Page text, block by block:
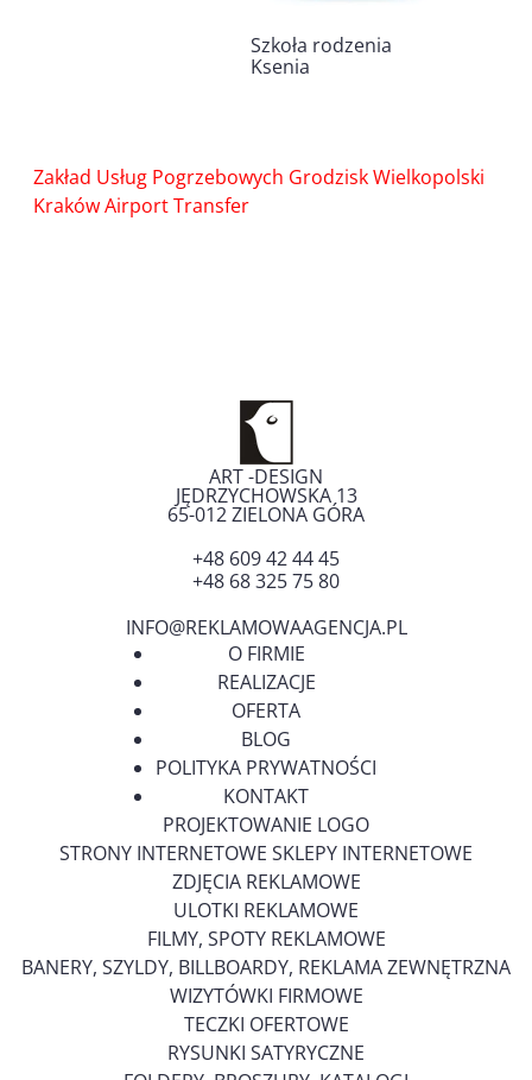
Szkoła rodzenia
Ksenia
Nawigacja
wpisu
Zakład Usług Pogrzebowych Grodzisk Wielkopolski
Kraków Airport Transfer
ART -DESIGN
JĘDRZYCHOWSKA 13
65-012ZIELONA GÓRA
+48 609 42 44 45
+48 68 325 75 80
INFO@REKLAMOWAAGENCJA.PL
O FIRMIE
REALIZACJE
OFERTA
BLOG
POLITYKA PRYWATNOŚCI
KONTAKT
PROJEKTOWANIE LOGO
STRONY INTERNETOWE SKLEPY INTERNETOWE
ZDJĘCIA REKLAMOWE
ULOTKI REKLAMOWE
FILMY, SPOTY REKLAMOWE
BANERY, SZYLDY, BILLBOARDY, REKLAMA ZEWNĘTRZNA
WIZYTÓWKI FIRMOWE
TECZKI OFERTOWE
RYSUNKI SATYRYCZNE